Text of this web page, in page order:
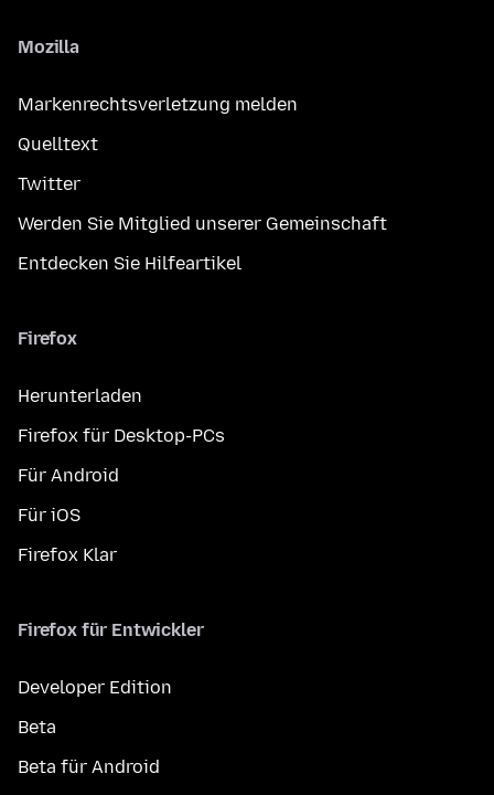
Mozilla
Markenrechtsverletzung melden
Quelltext
Twitter
Werden Sie Mitglied unserer Gemeinschaft
Entdecken Sie Hilfeartikel
Firefox
Herunterladen
Firefox für Desktop-PCs
Für Android
Für iOS
Firefox Klar
Firefox für Entwickler
Developer Edition
Beta
Beta für Android